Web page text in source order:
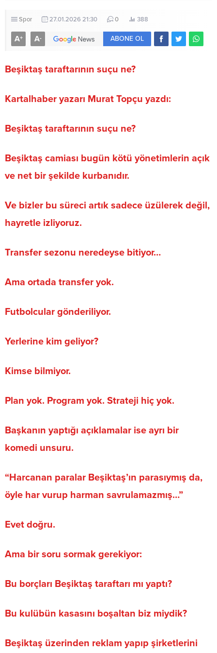
Spor 27.01.2026 21:30 0 388
A+ A- ABONE OL
Beşiktaş taraftarının suçu ne?
Kartalhaber yazarı Murat Topçu yazdı:
Beşiktaş taraftarının suçu ne?
Beşiktaş camiası bugün kötü yönetimlerin açık
ve net bir şekilde kurbanıdır.
Ve bizler bu süreci artık sadece üzülerek değil,
hayretle izliyoruz.
Transfer sezonu neredeyse bitiyor…
Ama ortada transfer yok.
Futbolcular gönderiliyor.
Yerlerine kim geliyor?
Kimse bilmiyor.
Plan yok. Program yok. Strateji hiç yok.
Başkanın yaptığı açıklamalar ise ayrı bir
komedi unsuru.
“Harcanan paralar Beşiktaş’ın parasıymış da,
öyle har vurup harman savrulamazmış…”
Evet doğru.
Ama bir soru sormak gerekiyor:
Bu borçları Beşiktaş taraftarı mı yaptı?
Bu kulübün kasasını boşaltan biz miydik?
Beşiktaş üzerinden reklam yapıp şirketlerini